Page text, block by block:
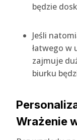
będzie
Jeśli
łatwego w
zajmuje
biurku
Wrażenie